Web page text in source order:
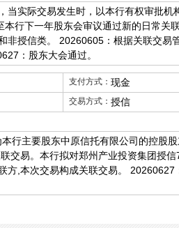
当实际交易发生时，以本行有权审批机
行下一年股东会审议通过新的日常关
非授信类。 20260605：根据关联交易
：股东大会通过。
支付方式： 现金
交易方式： 授信
行主要股东中原信托有限公司的控股
交易。本行拟对郑州产业投资集团授信
方,本次交易构成关联交易。 20260627